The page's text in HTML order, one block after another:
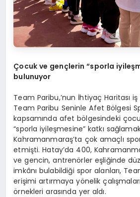
Çocuk ve gençlerin“sporla
bulunuyor
Team Paribu,’nun İhtiyaç Haritası
Team Paribu Seninle Afet Bölgesi
kapsamında afet bölgesindeki
“sporla iyileşmesine” katkı
Kahramanmaraş’ta çok amaçlı
etmişti. Hatay’da 400,
ve gencin, antrenörler eşliğinde
imkânı bulabildiği spor alanları,
erişimi artırmaya yönelik
örnekleri arasında yer aldı.